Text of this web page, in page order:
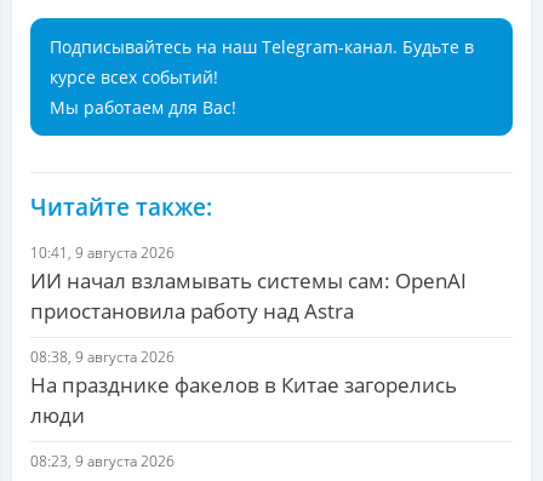
Подписывайтесь на наш Telegram-канал. Будьте в
курсе всех событий!
Мы работаем для Вас!
Читайте также:
10:41, 9 августа 2026
ИИ начал взламывать системы сам: OpenAI
приостановила работу над Astra
08:38, 9 августа 2026
На празднике факелов в Китае загорелись
люди
08:23, 9 августа 2026